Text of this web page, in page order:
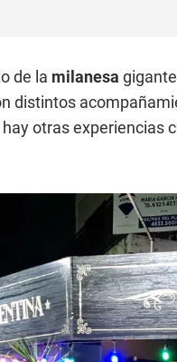
de la milanesa
distintos
otras experiencias